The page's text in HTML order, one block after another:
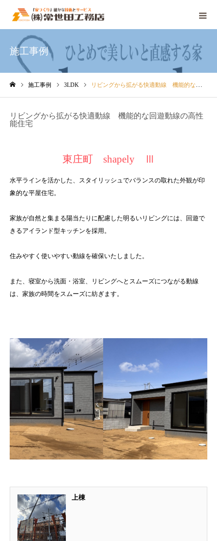
施工事例
施工事例 3LDK リビングから拡がる快適動線 機能的な回遊動線の高性能住宅
リビングから拡がる快適動線 機能的な回遊動線の高性
能住宅
東庄町 shapely Ⅲ
水平ラインを活かした、スタイリッシュでバランスの取れた外観が印
象的な平屋住宅。
家族が自然と集まる陽当たりに配慮した明るいリビングには、回遊で
きるアイランド型キッチンを採用。
住みやすく使いやすい動線を確保いたしました。
また、寝室から洗面・浴室、リビングへとスムーズにつながる動線
は、家族の時間をスムーズに紡ぎます。
上棟